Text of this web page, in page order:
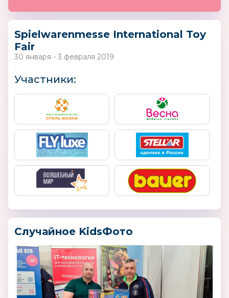
Spielwarenmesse International Toy
Fair
30 января - 3 февраля 2019
Участники:
Случайное KidsФото